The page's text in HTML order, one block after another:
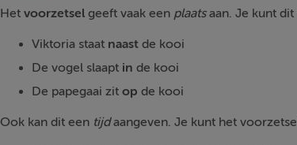
Het voorzetsel geeft vaak een plaatsaan. Je kunt dit
Viktoria staat naast de kooi
De vogel slaapt in de kooi
De papegaai zit op de kooi
Ook kan dit een tijdaangeven. Je kunt het